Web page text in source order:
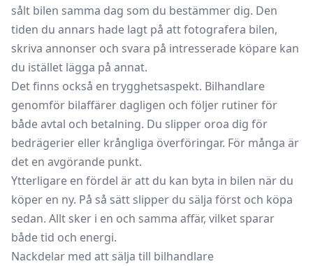
sålt bilen samma dag som du bestämmer dig. Den
tiden du annars hade lagt på att fotografera bilen,
skriva annonser och svara på intresserade köpare kan
du istället lägga på annat.
Det finns också en trygghetsaspekt. Bilhandlare
genomför bilaffärer dagligen och följer rutiner för
både avtal och betalning. Du slipper oroa dig för
bedrägerier eller krångliga överföringar. För många är
det en avgörande punkt.
Ytterligare en fördel är att du kan byta in bilen när du
köper en ny. På så sätt slipper du sälja först och köpa
sedan. Allt sker i en och samma affär, vilket sparar
både tid och energi.
Nackdelar med att sälja till bilhandlare